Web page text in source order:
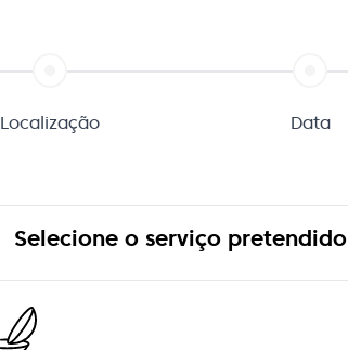
Localização Data
Selecione o serviço pretendido